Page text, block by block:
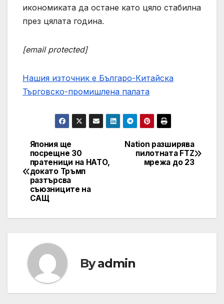
икономиката да остане като цяло стабилна
през цялата година.
[email protected]
Нашия източник е Българо-Китайска
Търговско-промишлена палaта
Post
navigation
Nation разширява
пилотната FTZ
мрежа до 23
Япония ще
посрещне 30
пратеници на НАТО,
докато Тръмп
разтърсва
съюзниците на
САЩ
Byadmin